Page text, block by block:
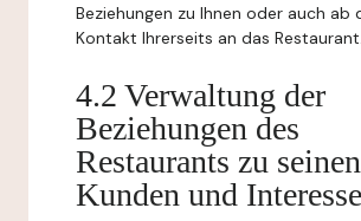
Beziehungen zu Ihnen oder auch ab
Kontakt Ihrerseits an das Restaurant.
4.2 Verwaltung der
Beziehungen des
Restaurants zu seinen
Kunden und